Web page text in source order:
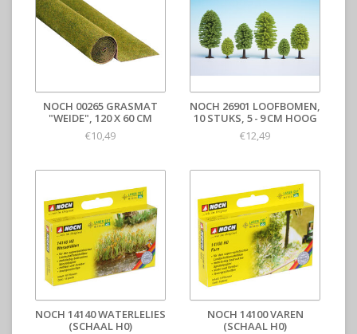
NOCH 00265 GRASMAT
"WEIDE", 120 X 60 CM
€10,49
NOCH 26901 LOOFBOMEN,
10 STUKS, 5 - 9 CM HOOG
€12,49
NOCH 14140 WATERLELIES
(SCHAAL H0)
NOCH 14100 VAREN
(SCHAAL H0)